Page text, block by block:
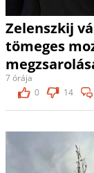
Zelenszkij
tömeges
7 órája
0
14